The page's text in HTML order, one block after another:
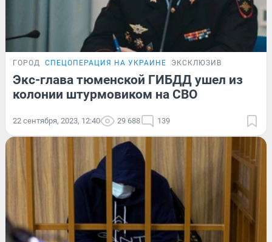
ГОРОД СПЕЦОПЕРАЦИЯ НА УКРАИНЕ ЭКСКЛЮЗИВ
Экс-глава тюменской ГИБДД ушел из
колонии штурмовиком на СВО
22 сентября, 2023, 12:40 29 688 139